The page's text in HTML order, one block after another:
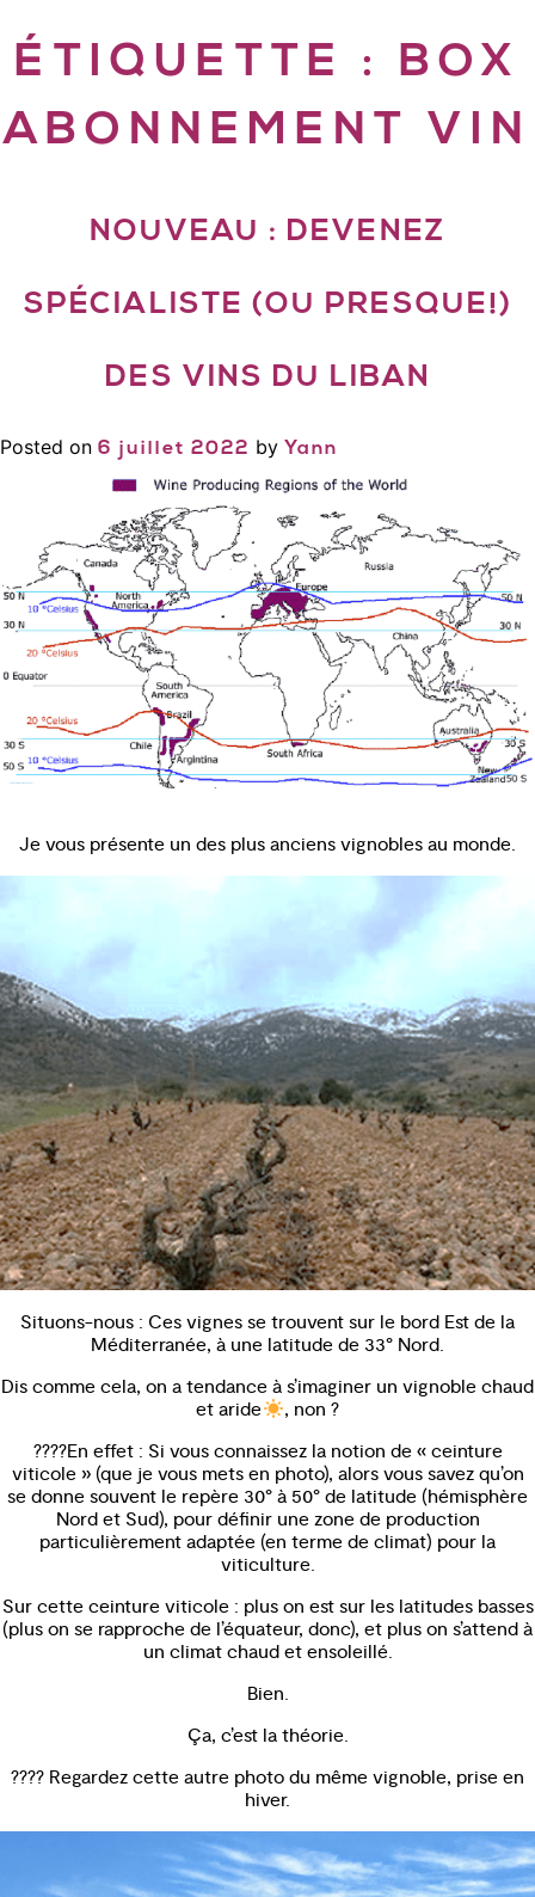
ÉTIQUETTE : BOX
ABONNEMENT VIN
NOUVEAU : DEVENEZ
SPÉCIALISTE (OU PRESQUE!)
DES VINS DU LIBAN
Posted on 6 juillet 2022 by Yann
Je vous présente un des plus anciens vignobles au monde.
Situons-nous : Ces vignes se trouvent sur le bord Est de la
Méditerranée, à une latitude de 33° Nord.
Dis comme cela, on a tendance à s’imaginer un vignoble chaud
et aride
, non ?
????En effet : Si vous connaissez la notion de « ceinture
viticole » (que je vous mets en photo), alors vous savez qu’on
se donne souvent le repère 30° à 50° de latitude (hémisphère
Nord et Sud), pour définir une zone de production
particulièrement adaptée (en terme de climat) pour la
viticulture.
Sur cette ceinture viticole : plus on est sur les latitudes basses
(plus on se rapproche de l’équateur, donc), et plus on s’attend à
un climat chaud et ensoleillé.
Bien.
Ça, c’est la théorie.
???? Regardez cette autre photo du même vignoble, prise en
hiver.